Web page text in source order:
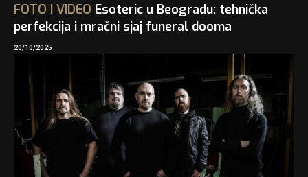
FOTO I VIDEO Esoteric u Beogradu: tehnička
perfekcija i mračni sjaj funeral dooma
20/10/2025